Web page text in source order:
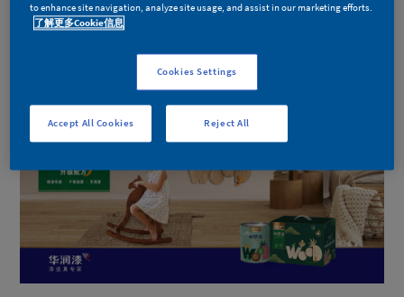
木器漆产品分类
to enhance site navigation, analyze site usage, and assist in our marketing efforts.
了解更多Cookie信息
Cookies Settings
Reject All
Accept All Cookies